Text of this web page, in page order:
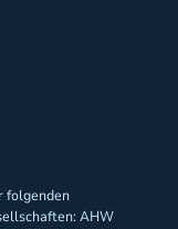
folgenden
AHW